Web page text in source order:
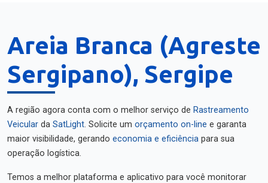
Areia Branca (Agreste
Sergipano), Sergipe
A região agora conta com o melhor serviço de Rastreamento
Veicular da SatLight. Solicite um orçamento on-line e garanta
maior visibilidade, gerando economia e eficiência para sua
operação logística.
Temos a melhor plataforma e aplicativo para você monitorar